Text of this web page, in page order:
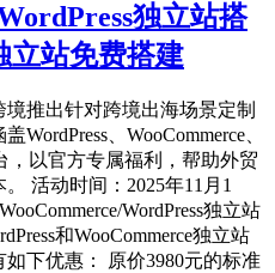
独立站搭
立站免费搭建
推出针对跨境出海场景定制
WordPress、WooCommerce、
，以官方专属福利，帮助外贸
活动时间：2025年11月1
WordPress独立站
和WooCommerce独立站
下优惠： 原价3980元的标准